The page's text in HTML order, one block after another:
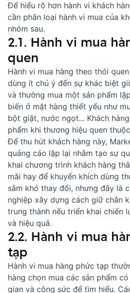
Để hiểu rõ hơn hành vi khách
cần phân loại hành vi mua của
nhóm sau.
2.1. Hành vi mua
quen
Hành vi mua hàng theo thói
dùng ít chú ý đến sự khác biệt
và thường mua một sản phẩm
biến ở mặt hàng thiết yếu như
bột giặt, nước ngọt... Khách
phẩm khi thương hiệu quen
Để thu hút khách hàng này,
quảng cáo lặp lại nhằm tạo sự
khai chương trình khách hàng
mãi hay để khuyến khích dùng
sắm khó thay đổi, nhưng đây là
nghiệp xây dựng cách giữ chân
trung thành nếu triển khai chiến
và hiệu quả.
2.2. Hành vi mua
tạp
Hành vi mua hàng phức tạp
hàng chọn mua các sản phẩm
gian và công sức để tìm hiểu.